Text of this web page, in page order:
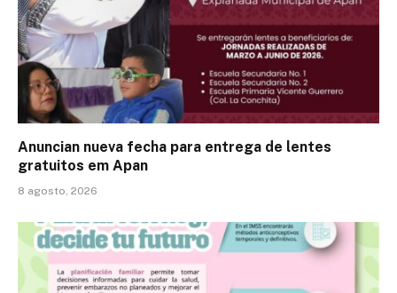
Anuncian nueva fecha para entrega de lentes
gratuitos em Apan
8 agosto, 2026